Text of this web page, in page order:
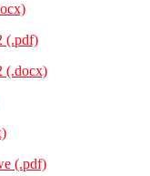
(.pdf)
(.docx)
(.pdf)